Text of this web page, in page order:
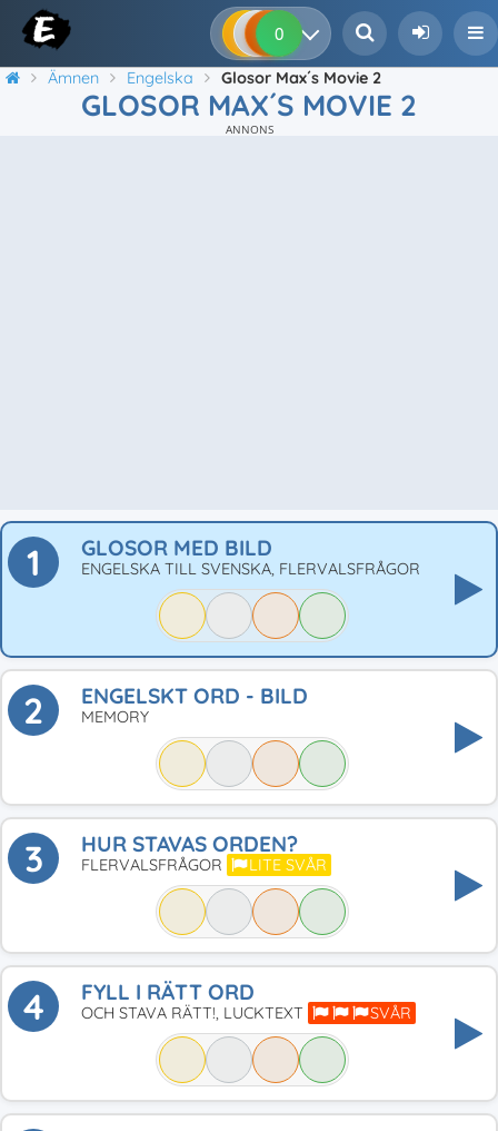
0 0 0
Ämnen Engelska Glosor Max´s Movie 2
GLOSOR MAX´S MOVIE 2
ANNONS
1 GLOSOR MED BILD
ENGELSKA TILL SVENSKA, FLERVALSFRÅGOR
2 ENGELSKT ORD - BILD
MEMORY
3 HUR STAVAS ORDEN?
FLERVALSFRÅGOR LITE SVÅR
4 FYLL I RÄTT ORD
OCH STAVA RÄTT!, LUCKTEXT SVÅR